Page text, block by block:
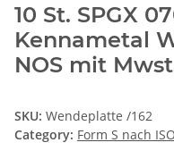
10 St. SPGX
Kennametal
NOS mit
SKU: Wendeplatte /162
Category: Form S nach ISO